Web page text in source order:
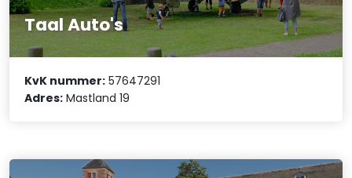
Taal Auto's
KvK nummer: 57647291
Adres: Mastland 19